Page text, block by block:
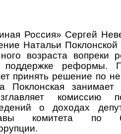
Россия» Сергей
Натальи Поклонской
возраста вопреки
поддержке реформы.
принять решение по
Поклонская
комиссию
о доходах
комитета по